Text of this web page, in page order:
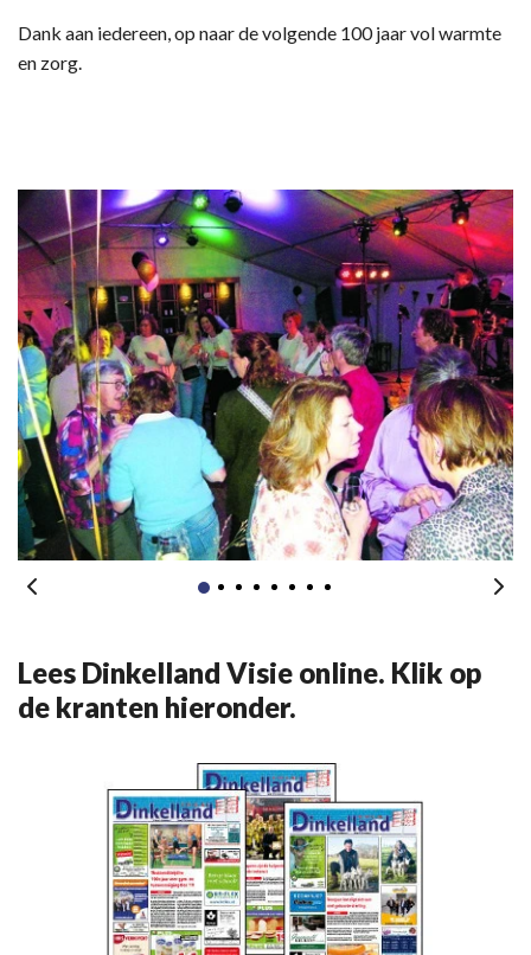
Dank aan iedereen, op naar de volgende 100 jaar vol warmte
en zorg.
Lees Dinkelland Visie online. Klik op
de kranten hieronder.